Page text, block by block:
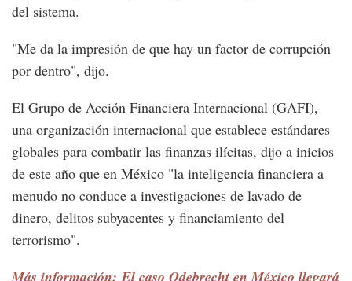
del sistema.
"Me da la impresión de que hay un factor de corrupción
por dentro", dijo.
El Grupo de Acción Financiera Internacional (GAFI),
una organización internacional que establece estándares
globales para combatir las finanzas ilícitas, dijo a inicios
de este año que en México "la inteligencia financiera a
menudo no conduce a investigaciones de lavado de
dinero, delitos subyacentes y financiamiento del
terrorismo".
Más información: El caso Odebrecht en México llegará